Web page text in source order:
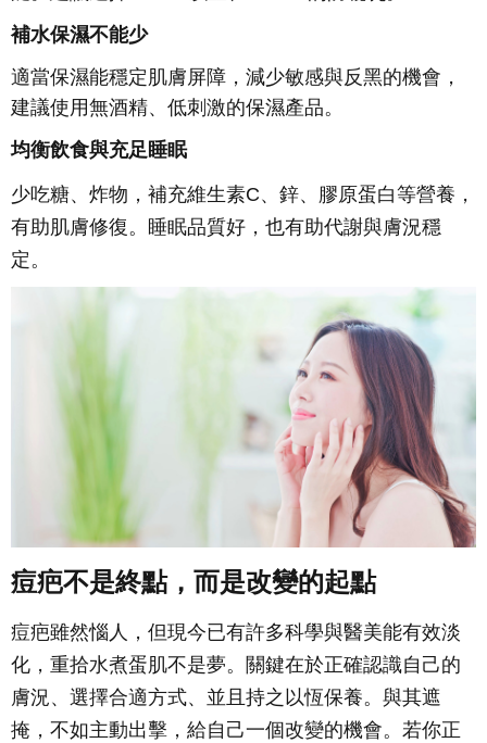
補水保濕不能少
適當保濕能穩定肌膚屏障，減少敏感與反黑的機會，
建議使用無酒精、低刺激的保濕產品。
均衡飲食與充足睡眠
少吃糖、炸物，補充維生素C、鋅、膠原蛋白等營養，
有助肌膚修復。睡眠品質好，也有助代謝與膚況穩
定。
痘疤不是終點，而是改變的起點
痘疤雖然惱人，但現今已有許多科學與醫美能有效淡
化，重拾水煮蛋肌不是夢。關鍵在於正確認識自己的
膚況、選擇合適方式、並且持之以恆保養。與其遮
掩，不如主動出擊，給自己一個改變的機會。若你正